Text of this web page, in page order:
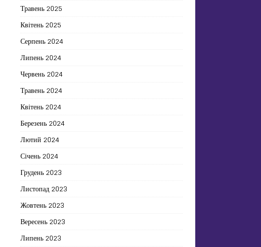
Травень 2025
Квітень 2025
Серпень 2024
Липень 2024
Червень 2024
Травень 2024
Квітень 2024
Березень 2024
Лютий 2024
Січень 2024
Грудень 2023
Листопад 2023
Жовтень 2023
Вересень 2023
Липень 2023